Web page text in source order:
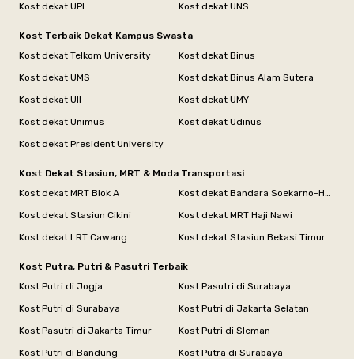
Kost dekat UPI
Kost dekat UNS
Kost Terbaik Dekat Kampus Swasta
Kost dekat Telkom University
Kost dekat Binus
Kost dekat UMS
Kost dekat Binus Alam Sutera
Kost dekat UII
Kost dekat UMY
Kost dekat Unimus
Kost dekat Udinus
Kost dekat President University
Kost Dekat Stasiun, MRT & Moda Transportasi
Kost dekat MRT Blok A
Kost dekat Bandara Soekarno-Hatta
Kost dekat Stasiun Cikini
Kost dekat MRT Haji Nawi
Kost dekat LRT Cawang
Kost dekat Stasiun Bekasi Timur
Kost Putra, Putri & Pasutri Terbaik
Kost Putri di Jogja
Kost Pasutri di Surabaya
Kost Putri di Surabaya
Kost Putri di Jakarta Selatan
Kost Pasutri di Jakarta Timur
Kost Putri di Sleman
Kost Putri di Bandung
Kost Putra di Surabaya